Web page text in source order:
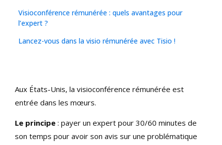
Visioconférence rémunérée : quels avantages pour
l’expert ?
Lancez-vous dans la visio rémunérée avec Tisio !
Aux États-Unis, la visioconférence rémunérée est
entrée dans les mœurs.
Le principe : payer un expert pour 30/60 minutes de
son temps pour avoir son avis sur une problématique